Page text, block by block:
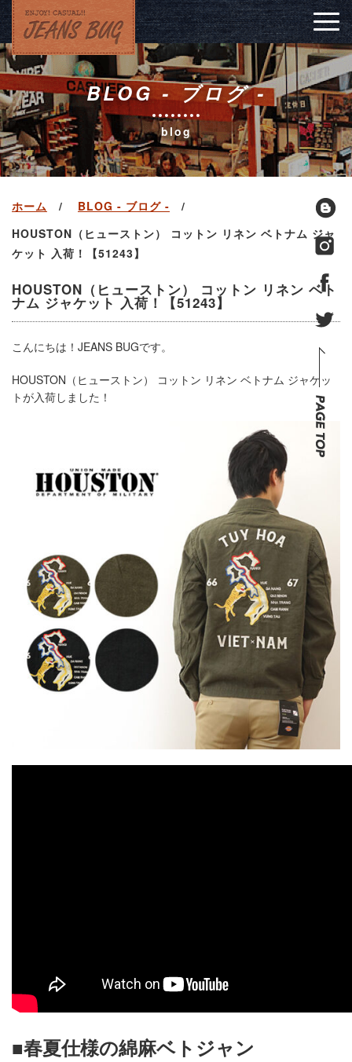
BLOG - ブログ -
blog
ホーム
BLOG - ブログ -
HOUSTON（ヒューストン） コットン リネン ベトナム ジャ
ケット 入荷！【51243】
HOUSTON（ヒューストン） コットン リネン ベト
ナム ジャケット 入荷！【51243】
こんにちは！JEANS BUGです。
HOUSTON（ヒューストン） コットン リネン ベトナム ジャケッ
トが入荷しました！
■春夏仕様の綿麻ベトジャン